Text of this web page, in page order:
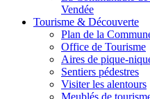
Vendée
Tourisme & Découverte
Plan de la
Office de Tourisme
Aires de pique-
Sentiers pédestres
Visiter les alentours
Meublés de